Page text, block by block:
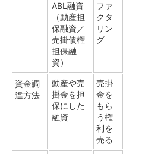
ABL融資
（動産担
保融資／
売掛債権
担保融
資）
ファ
クタ
リン
グ
資金調
達方法
動産や売
掛金を担
保にした
融資
売掛
金を
もら
う権
利を
売る